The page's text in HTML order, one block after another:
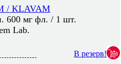
KLAVAM
600 мг фл. / 1 шт.
Lab.
В резерв!